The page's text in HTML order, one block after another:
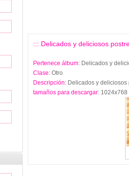
::: Delicados y deliciosos
Pertenece álbum: Delicados y
Clase: Otro
Descripción: Delicados y
tamaños para descargar: